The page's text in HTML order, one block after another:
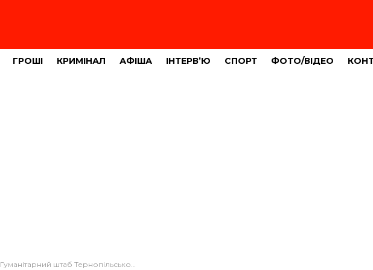
ГРОШІ КРИМІНАЛ АФІША ІНТЕРВ’Ю СПОРТ ФОТО/ВІДЕО
Гуманітарний штаб Тернопільського району розширює територію допомогової діяльності